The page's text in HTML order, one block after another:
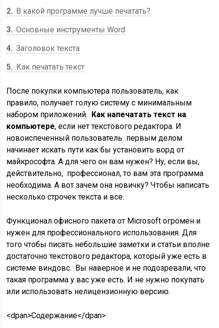
2
В какой программе лучше печатать?
3 Основные инструменты Word
4 Заголовок текста
5
Как печатать текст
После покупки компьютера пользователь, как
правило, получает голую систему с минимальным
набором приложений. Как напечатать текст на
компьютере, если нет текстового редактора. И
новоиспеченный пользователь первым делом
начинает иcкать пути как бы установить ворд от
майкрософта. А для чего он вам нужен? Ну, если вы,
действительно, профессионал, то вам эта программа
необходима. А вот зачем она новичку? Чтобы написать
несколько строчек текста и все.
Функционал офисного пакета от Microsoft огромен и
нужен для профессионального использования. Для
того чтобы писать небольшие заметки и статьи вполне
достаточно текстового редактора, который уже есть в
системе виндовс. Вы наверное и не подозревали, что
такая программа у вас уже есть. И не нужно покупать
или использовать нелицензионную версию.
<dpan>Содержание</dpan>